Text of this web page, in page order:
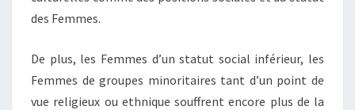
des Femmes.
De plus, les Femmes d’un statut social inférieur, les
Femmes de groupes minoritaires tant d’un point de
vue religieux ou ethnique souffrent encore plus de la